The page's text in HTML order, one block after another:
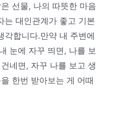
선물, 나의 따뜻한 마음
는 대인관계가 좋고 기본
각합니다.만약 내 주변에
눈에 자꾸 띄면, 나를 보
네면, 자꾸 나를 보고 생
한번 받아보는 게 어때